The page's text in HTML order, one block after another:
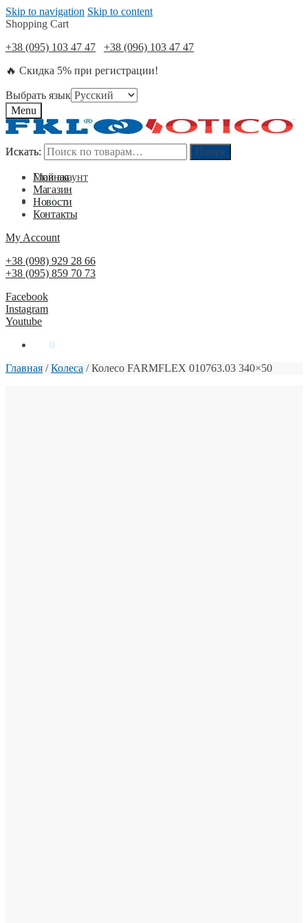
Skip to navigation Skip to content
Shopping Cart
+38 (095) 103 47 47
+38 (096) 103 47 47
🔥 Скидка 5% при регистрации!
Выбрать язык
Menu
Искать: Поиск
Мой акаунт
0₴ 0
Искать: Поиск
Главная
Магазин
Новости
Контакты
My Account
+38 (098) 929 28 66
+38 (095) 859 70 73
Facebook
Instagram
Youtube
0
Главная /Колеса /Колесо FARMFLEX 010763.03 340×50